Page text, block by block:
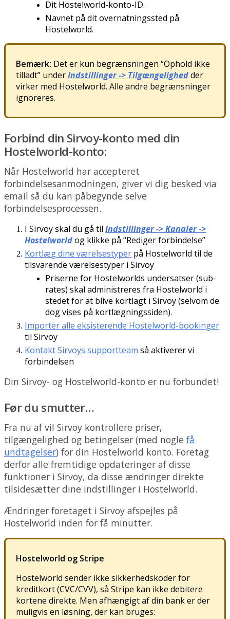
Dit Hostelworld-konto-ID.
Navnet på ditovernatningssted på
Hostelworld.
Bemærk: Deter kun begrænsningen “Ophold ikke
tilladt” underIndstillinger-> Tilgængelighedder
virker med Hostelworld. Alle andre begrænsninger
ignoreres.
Forbind din Sirvoy-konto med din
Hostelworld-konto:
Når Hostelworld har accepteret
forbindelsesanmodningen, giver vi dig besked via
email så du kan påbegynde selve
forbindelsesprocessen.
I Sirvoyskal du gå til Indstillinger->Kanaler->
Hostelworldog klikke på “Redigerforbindelse”
Kortlægdine værelsestyper på Hostelworld til de
tilsvarende værelsestyper i Sirvoy
Priserne for Hostelworlds undersatser(sub-
rates) skal administreres fra Hostelworld i
stedetforat blive kortlagt i Sirvoy(selvom de
dogvises på kortlægningssiden).
Importeralle eksisterende Hostelworld-bookinger
til Sirvoy
KontaktSirvoys supportteam så aktiverervi
forbindelsen
Din Sirvoy- og Hostelworld-konto er nu forbundet!
Førdu smutter…
Fra nu af vil Sirvoy kontrollere priser,
tilgængelighed og betingelser (med nogle få
undtagelser) for din Hostelworld konto. Foretag
derfor alle fremtidige opdateringer af disse
funktioner i Sirvoy, da disse ændringer direkte
tilsidesætter dine indstillinger i Hostelworld.
Ændringer foretaget i Sirvoy afspejles på
Hostelworld inden for få minutter.
Hostelworld og Stripe
Hostelworld sender ikke sikkerhedskoderfor
kreditkort(CVC/CVV), så Stripe kan ikke debitere
kortene direkte. Men afhængigtafdin bankerder
muligvis en løsning, der kan bruges: